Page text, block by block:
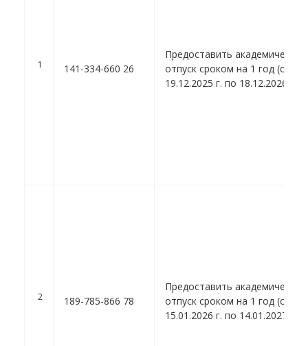
1 141-334-660 26
Предоставить академический
отпуск сроком на 1 год (с
19.12.2025 г. по 18.12.2026 г.).
2 189-785-866 78
Предоставить академический
отпуск сроком на 1 год (с
15.01.2026 г. по 14.01.2027 г.).